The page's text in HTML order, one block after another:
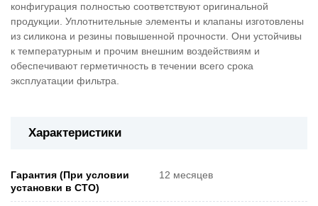
конфигурация полностью соответствуют оригинальной
продукции. Уплотнительные элементы и клапаны изготовлены
из силикона и резины повышенной прочности. Они устойчивы
к температурным и прочим внешним воздействиям и
обеспечивают герметичность в течении всего срока
эксплуатации фильтра.
Характеристики
Гарантия (При условии
установки в СТО)
12 месяцев